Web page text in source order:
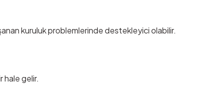
kuruluk problemlerinde destekleyici olabilir.
hale gelir.